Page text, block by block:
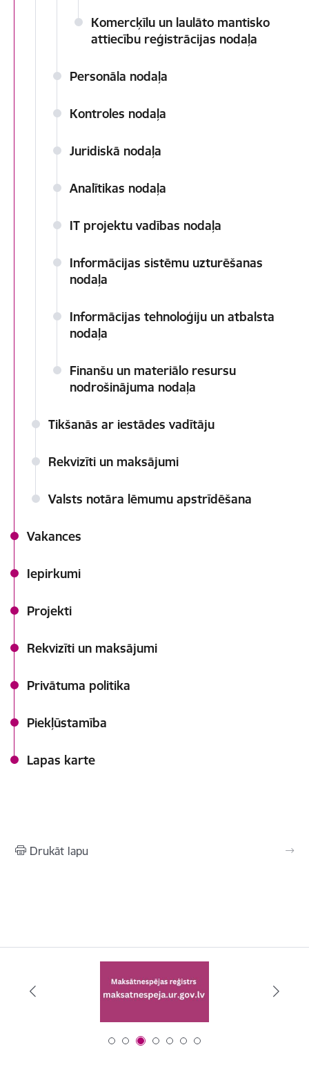
Komercķīlu un laulāto mantisko
attiecību reģistrācijas nodaļa
Personāla nodaļa
Kontroles nodaļa
Juridiskā nodaļa
Analītikas nodaļa
IT projektu vadības nodaļa
Informācijas sistēmu uzturēšanas
nodaļa
Informācijas tehnoloģiju un atbalsta
nodaļa
Finanšu un materiālo resursu
nodrošinājuma nodaļa
Tikšanās ar iestādes vadītāju
Rekvizīti un maksājumi
Valsts notāra lēmumu apstrīdēšana
Vakances
Iepirkumi
Projekti
Rekvizīti un maksājumi
Privātuma politika
Piekļūstamība
Lapas karte
Drukāt lapu